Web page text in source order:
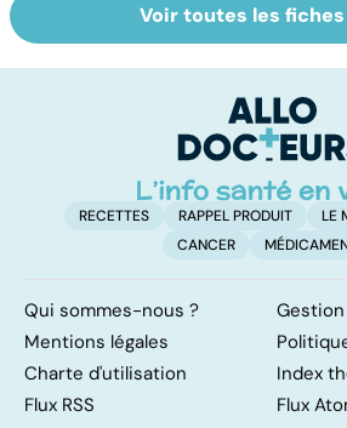
Grand froid : nos
conseils
notre
Voir toutes les
RECETTES RAPPEL PRODUIT
LE
CANCER
Qui sommes-nous ?
Mentions légales
Charte d'utilisation
Index
Flux RSS
Flux